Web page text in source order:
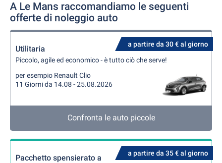
A Le Mans raccomandiamo le seguenti
offerte di noleggio auto
a partire da 30 € al giorno
Utilitaria
Piccolo, agile ed economico - è tutto ciò che serve!
per esempio Renault Clio
11 Giorni da 14.08 - 25.08.2026
Confronta le auto piccole
a partire da 35 € al giorno
Pacchetto spensierato a